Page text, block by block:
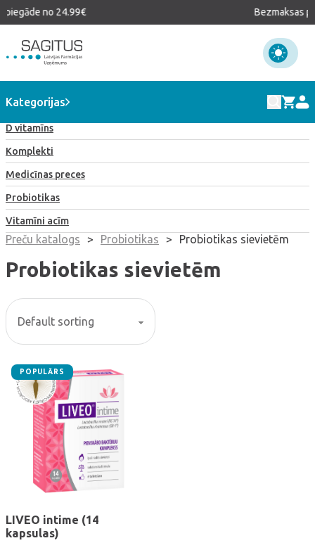
piegāde no 24.99€ Bezmaksas
Kategorijas
Visi produkti
D vitamīns
Komplekti
Medicīnas preces
Probiotikas
Vitamīni acīm
Preču katalogs > Probiotikas > Probiotikas sievietēm
Probiotikas sievietēm
POPULĀRS
LIVEO intime (14
kapsulas)